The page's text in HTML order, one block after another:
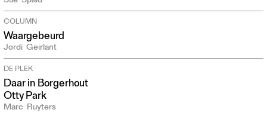
COLUMN
Waargebeurd
Jordi Geirlant
DE PLEK
Daar in Borgerhout
Otty Park
Marc Ruyters